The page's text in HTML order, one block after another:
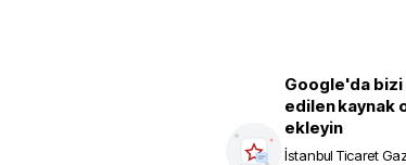
Google'da
edilen kaynak
ekleyin
İstanbul Ticaret